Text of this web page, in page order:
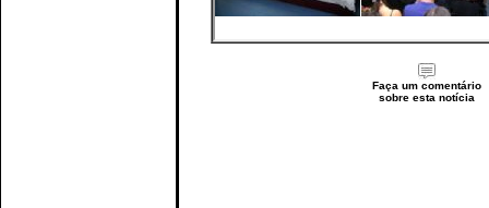
Faça um comentário
sobre esta notícia